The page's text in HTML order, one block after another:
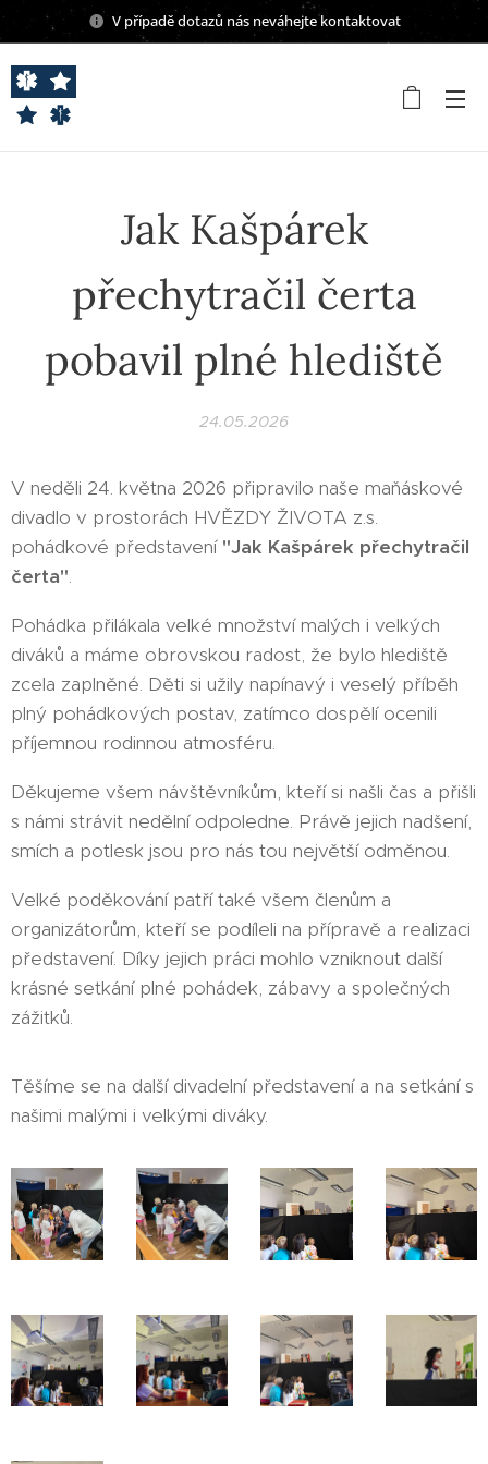
V případě dotazů nás neváhejte kontaktovat
Jak Kašpárek
přechytračil čerta
pobavil plné hlediště
24.05.2026
V neděli 24. května 2026 připravilo naše maňáskové
divadlo v prostorách HVĚZDY ŽIVOTA z.s.
pohádkové představení "Jak Kašpárek přechytračil
čerta".
Pohádka přilákala velké množství malých i velkých
diváků a máme obrovskou radost, že bylo hlediště
zcela zaplněné. Děti si užily napínavý i veselý příběh
plný pohádkových postav, zatímco dospělí ocenili
příjemnou rodinnou atmosféru.
Děkujeme všem návštěvníkům, kteří si našli čas a přišli
s námi strávit nedělní odpoledne. Právě jejich nadšení,
smích a potlesk jsou pro nás tou největší odměnou.
Velké poděkování patří také všem členům a
organizátorům, kteří se podíleli na přípravě a realizaci
představení. Díky jejich práci mohlo vzniknout další
krásné setkání plné pohádek, zábavy a společných
zážitků.
Těšíme se na další divadelní představení a na setkání s
našimi malými i velkými diváky. 🎭❤️